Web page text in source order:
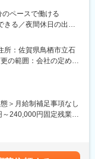
ペースで働ける
る／夜間休日の出勤
店などの既存顧客を中
ト技術営業を担当いた
理も行って頂きま
所：佐賀県鳥栖市立石
の範囲：会社の定める
＞月給制補足事項なし
240,000円固定残業手
、当社規程に準じ決